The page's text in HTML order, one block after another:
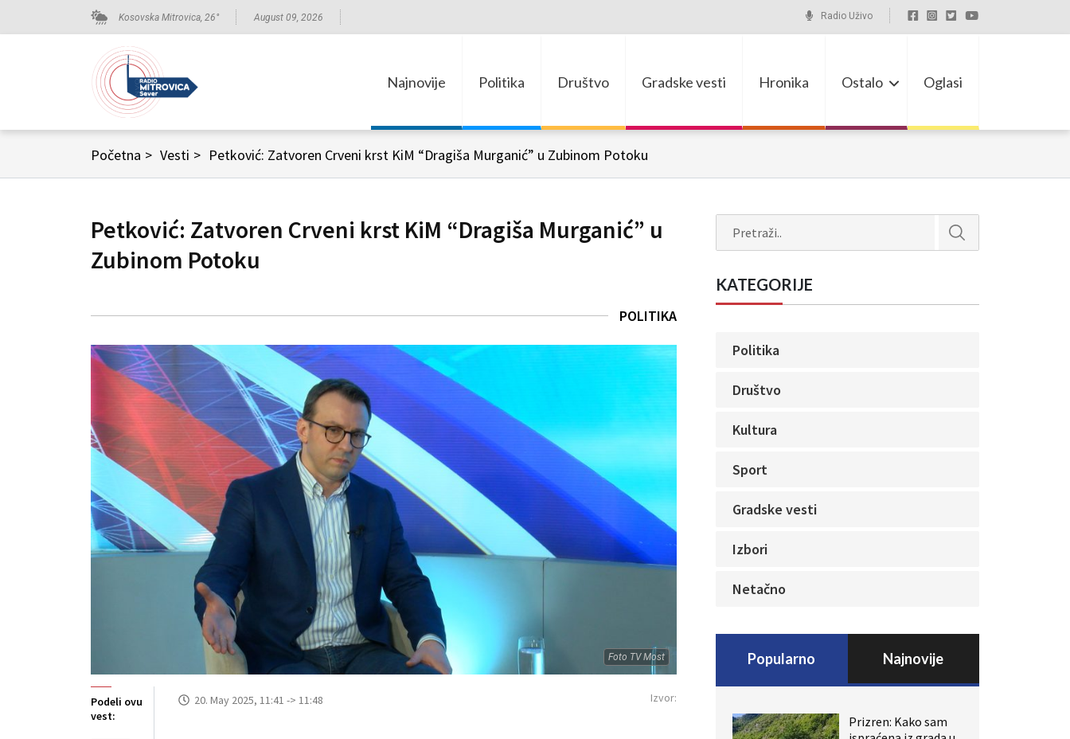
Kosovska Mitrovica, 26° August 09, 2026 Radio Uživo
Najnovije Politika Društvo Gradske vesti Hronika Ostalo Oglasi
Početna > Vesti > Petković: Zatvoren Crveni krst KiM “Dragiša Murganić” u Zubinom Potoku
Petković: Zatvoren Crveni krst KiM “Dragiša Murganić” u
Zubinom Potoku
POLITIKA
Foto TV Most
Podeli ovu
vest:
20. May 2025, 11:41 -> 11:48 Izvor:
KATEGORIJE
Politika
Društvo
Kultura
Sport
Gradske vesti
Izbori
Netačno
Popularno Najnovije
Prizren: Kako sam